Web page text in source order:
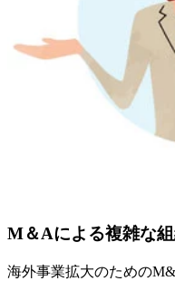
M＆Aによる複雑な
海外事業拡大のための